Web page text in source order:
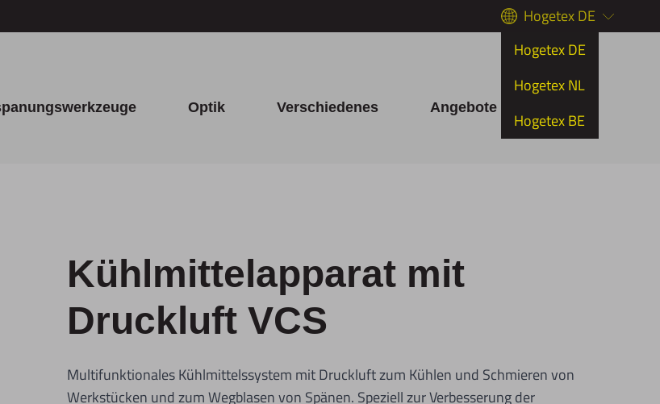
Hogetex DE
Hogetex DE
Hogetex NL
Hogetex BE
Optik Verschiedenes Angebote
Kühlmittelapparat mit
Druckluft VCS
Multifunktionales Kühlmittelssystem mit Druckluft zum Kühlen und Schmieren von
Werkstücken und zum Wegblasen von Spänen. Speziell zur Verbesserung der